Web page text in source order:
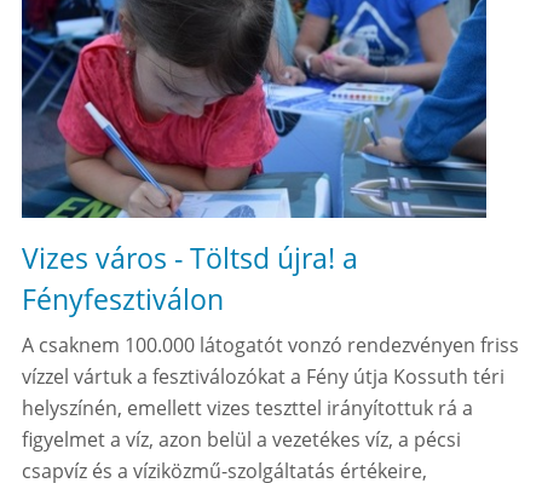
Vizes város - Töltsd újra! a
Fényfesztiválon
A csaknem 100.000 látogatót vonzó rendezvényen friss
vízzel vártuk a fesztiválozókat a Fény útja Kossuth téri
helyszínén, emellett vizes teszttel irányítottuk rá a
figyelmet a víz, azon belül a vezetékes víz, a pécsi
csapvíz és a víziközmű-szolgáltatás értékeire,